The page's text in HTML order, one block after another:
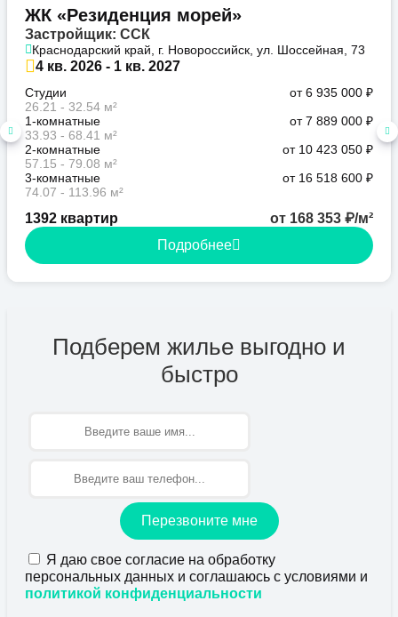
ЖК «Резиденция морей»
Застройщик: ССК
Краснодарский край, г. Новороссийск, ул. Шоссейная, 73
4 кв. 2026 - 1 кв. 2027
Студии
26.21 - 32.54 м²
от 6 935 000 ₽
1-комнатные
33.93 - 68.41 м²
от 7 889 000 ₽
2-комнатные
57.15 - 79.08 м²
от 10 423 050 ₽
3-комнатные
74.07 - 113.96 м²
от 16 518 600 ₽
1392 квартир
от 168 353 ₽/м²
Подробнее
Подберем жилье выгодно и
быстро
Перезвоните мне
Я даю свое согласие на обработку
персональных данных и соглашаюсь с условиями и
политикой конфиденциальности